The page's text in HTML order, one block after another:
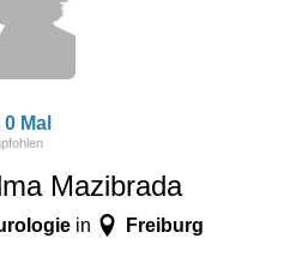
0 Mal
Mazibrada
in Freiburg